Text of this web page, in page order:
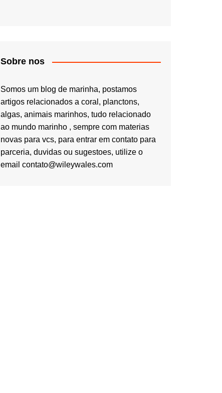
Sobre nos
Somos um blog de marinha, postamos
artigos relacionados a coral, planctons,
algas, animais marinhos, tudo relacionado
ao mundo marinho , sempre com materias
novas para vcs, para entrar em contato para
parceria, duvidas ou sugestoes, utilize o
email contato@wileywales.com